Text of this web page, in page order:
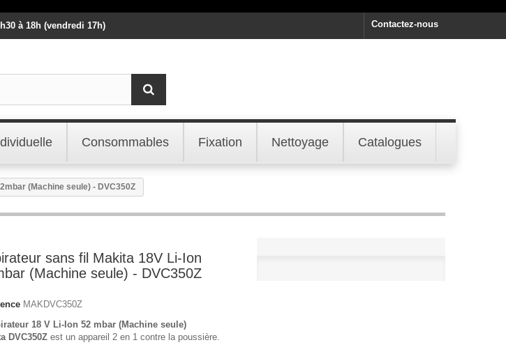
Contactez-nous
à 18h (vendredi 17h)
Consommables Fixation Nettoyage Catalogues
(Machine seule) - DVC350Z
sans fil Makita 18V Li-Ion
(Machine seule) - DVC350Z
MAKDVC350Z
18 V Li-Ion 52 mbar (Machine seule)
DVC350Z est un appareil 2 en 1 contre la poussière.